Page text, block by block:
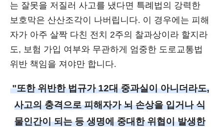
는 잘못을 저질러 사고를 냈다면 특례법의 강력한
보호막은 산산조각이 나버립니다. 이 경우에는 피해
자가 아주 살짝 다친 전치 2주의 찰과상이라 할지라
도, 보험 가입 여부와 무관하게 엄중한 도로교통법
위반 책임을 져야만 합니다.
"또한 위반한 법규가 12대 중과실이 아니더라도,
사고의 충격으로 피해자가 뇌 손상을 입거나 식
물인간이 되는 등 생명에 중대한 위협이 발생한